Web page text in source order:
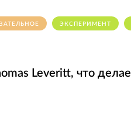
ЭКСПЕРИМЕНТ